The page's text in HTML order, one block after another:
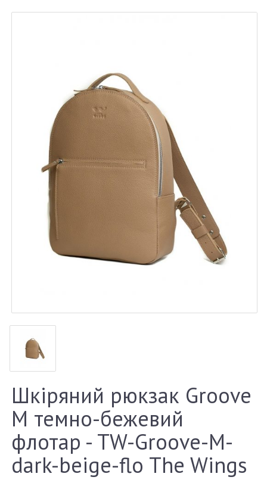
Шкіряний рюкзак Groove
M темно-бежевий
флотар - TW-Groove-M-
dark-beige-flo The Wings